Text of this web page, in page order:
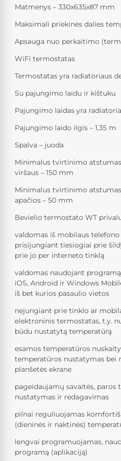
Matmenys – 330x635x87 mm
Maksimali priekinės dalies
Apsauga nuo perkaitimo
WiFi termostatas
Termostatas yra radiatoriaus
Su pajungimo laidu ir kištuku
Pajungimo laidas yra
Pajungimo laido ilgis – 1,35 m
Spalva – juoda
Minimalus tvirtinimo
viršaus – 150 mm
Minimalus tvirtinimo
apačios – 50 mm
Bevielio termostato WT
valdomas iš mobilaus telefono
prisijungiant tiesiogiai prie
prie jo per interneto tinklą
valdomas naudojant
iOS, Android ir Windows
iš bet kurios pasaulio vietos
nejungiant prie tinklo ar
elektroninis termostatas, t.y.
būdu nustatytą temperatūrą
esamos temperatūros
temperatūros nustatymas bei
planšetės ekrane
pageidaujamų savaitės, paros
nustatymas ir redagavimas
pilnai reguliuojamas
(dieninės ir naktinės)
lengvai programuojamas,
programą (aplikaciją)